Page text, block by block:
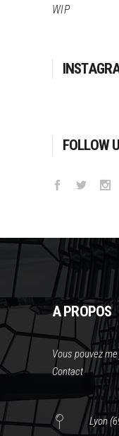
WIP
FOLLOW
A PROPOS
Vous pouvez
Contact
Lyon